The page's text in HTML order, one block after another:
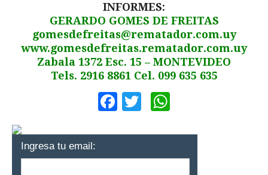
INFORMES:
GERARDO GOMES DE FREITAS
gomesdefreitas@rematador.com.uy
www.gomesdefreitas.rematador.com.uy
Zabala 1372 Esc. 15 – MONTEVIDEO
Tels. 2916 8861 Cel. 099 635 635
Facebook
Twitter
Ingresa tu email: